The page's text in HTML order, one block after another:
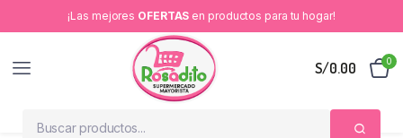
¡Las mejores OFERTAS en productos para tu hogar!
S/0.00 0